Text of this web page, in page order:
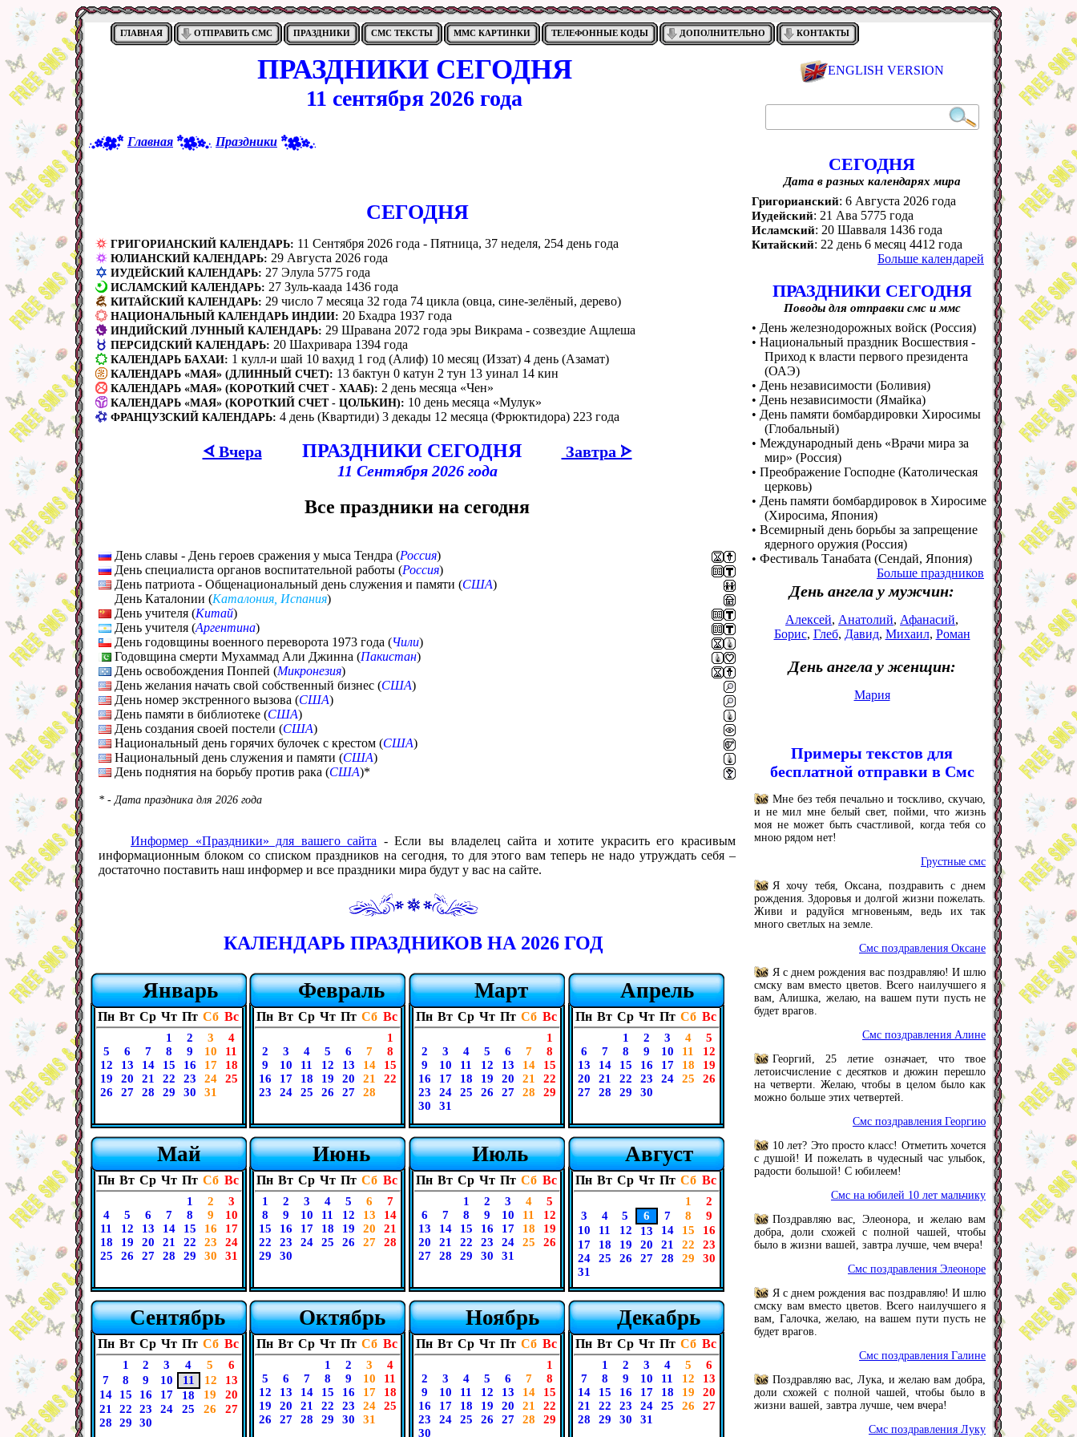
ГЛАВНАЯ ОТПРАВИТЬ СМС ПРАЗДНИКИ СМС ТЕКСТЫ ММС КАРТИНКИ ТЕЛЕФОННЫЕ КОДЫ ДОПОЛНИТЕЛЬНО КОНТАКТЫ
ПРАЗДНИКИ СЕГОДНЯ
11 сентября 2026 года
Главная Праздники
CЕГОДНЯ
ГРИГОРИАНСКИЙ КАЛЕНДАРЬ: 11 Сентября 2026 года - Пятница, 37 неделя, 254 день года
ЮЛИАНСКИЙ КАЛЕНДАРЬ: 29 Августа 2026 года
ИУДЕЙСКИЙ КАЛЕНДАРЬ: 27 Элула 5775 года
ИСЛАМСКИЙ КАЛЕНДАРЬ: 27 Зуль-каада 1436 года
КИТАЙСКИЙ КАЛЕНДАРЬ: 29 число 7 месяца 32 года 74 цикла (овца, сине-зелёный, дерево)
НАЦИОНАЛЬНЫЙ КАЛЕНДАРЬ ИНДИИ: 20 Бхадра 1937 года
ИНДИЙСКИЙ ЛУННЫЙ КАЛЕНДАРЬ: 29 Шравана 2072 года эры Викрама - созвездие Ащлеша
ПЕРСИДСКИЙ КАЛЕНДАРЬ: 20 Шахривара 1394 года
КАЛЕНДАРЬ БАХАИ: 1 кулл-и шай 10 вах̣ид 1 год (Алиф) 10 месяц (Иззат) 4 день (Азамат)
КАЛЕНДАРЬ «МАЯ» (ДЛИННЫЙ СЧЕТ): 13 бактун 0 катун 2 тун 13 уинал 14 кин
КАЛЕНДАРЬ «МАЯ» (КОРОТКИЙ СЧЕТ - ХААБ): 2 день месяца «Чен»
КАЛЕНДАРЬ «МАЯ» (КОРОТКИЙ СЧЕТ - ЦОЛЬКИН): 10 день месяца «Мулук»
ФРАНЦУЗСКИЙ КАЛЕНДАРЬ: 4 день (Квартиди) 3 декады 12 месяца (Фрюктидора) 223 года
ᗏ Вчера ПРАЗДНИКИ СЕГОДНЯ
Завтра ᗌ
11 Сентября 2026 года
Все праздники на сегодня
День славы - День героев сражения у мыса Тендра (Россия)
День специалиста органов воспитательной работы (Россия)
День патриота - Общенациональный день служения и памяти (США)
День Каталонии (Каталония, Испания)
День учителя (Китай)
День учителя (Аргентина)
День годовщины военного переворота 1973 года (Чили)
Годовщина смерти Мухаммад Али Джинна (Пакистан)
День освобождения Понпей (Микронезия)
День желания начать свой собственный бизнес (США)
День номер экстренного вызова (США)
День памяти в библиотеке (США)
День создания своей постели (США)
Национальный день горячих булочек с крестом (США)
Национальный день служения и памяти (США)
День поднятия на борьбу против рака (США)*
* - Дата праздника для 2026 года
Информер «Праздники» для вашего сайта - Если вы владелец сайта и хотите украсить его красивым
информационным блоком со списком праздников на сегодня, то для этого вам теперь не надо утруждать себя –
достаточно поставить наш информер и все праздники мира будут у вас на сайте.
КАЛЕНДАРЬ ПРАЗДНИКОВ НА 2026 ГОД
Январь
Пн Вт Ср Чт Пт Сб Вс
1 2 3
4
5
6 7 8 9 10
11
12
13 14 15 16 17
18
19
20 21 22 23 24
25
26
27 28 29 30 31
Февраль
Пн Вт Ср Чт Пт Сб Вс
1
2
3 4 5 6 7
8
9
10 11 12 13 14
15
16
17 18 19 20 21
22
23
24 25 26 27 28
Март
Пн Вт Ср Чт Пт Сб Вс
1
2
3 4 5 6 7
8
9
10 11 12 13 14
15
16
17 18 19 20 21
22
23
24 25 26 27 28
29
30
31
Апрель
Пн Вт Ср Чт Пт Сб Вс
1 2 3 4
5
6
7 8 9 10 11
12
13
14 15 16 17 18
19
20
21 22 23 24 25
26
27
28 29 30
Май
Пн Вт Ср Чт Пт Сб Вс
1 2
3
4
5 6 7 8 9
10
11
12 13 14 15 16
17
18
19 20 21 22 23
24
25
26 27 28 29 30 31
Июнь
Пн Вт Ср Чт Пт Сб Вс
1 2 3 4 5 6
7
8
9 10 11 12 13
14
15
16 17 18 19 20
21
22
23 24 25 26 27
28
29
30
Июль
Пн Вт Ср Чт Пт Сб Вс
1 2 3 4
5
6
7 8 9 10 11
12
13
14 15 16 17 18
19
20
21 22 23 24 25
26
27
28 29 30 31
Август
Пн Вт Ср Чт Пт Сб Вс
1
2
3
4 5 6 7 8
9
10
11 12 13 14 15
16
17
18 19 20 21 22
23
24
25 26 27 28 29
30
31
Сентябрь
Пн Вт Ср Чт Пт Сб Вс
1 2 3 4 5
6
7
8 9 10 11 12
13
14
15 16 17 18 19
20
21
22 23 24 25 26
27
28
29 30
Октябрь
Пн Вт Ср Чт Пт Сб Вс
1 2 3
4
5
6 7 8 9 10
11
12
13 14 15 16 17
18
19
20 21 22 23 24
25
26
27 28 29 30 31
Ноябрь
Пн Вт Ср Чт Пт Сб Вс
1
2
3 4 5 6 7
8
9
10 11 12 13 14
15
16
17 18 19 20 21
22
23
24 25 26 27 28
29
30
Декабрь
Пн Вт Ср Чт Пт Сб Вс
1 2 3 4 5
6
7
8 9 10 11 12
13
14
15 16 17 18 19
20
21
22 23 24 25 26
27
28
29 30 31
ENGLISH VERSION
СЕГОДНЯ
Дата в разных календарях мира
Григорианский: 6 Августа 2026 года
Иудейский: 21 Ава 5775 года
Исламский: 20 Шавваля 1436 года
Китайский: 22 день 6 месяц 4412 года
Больше календарей
ПРАЗДНИКИ СЕГОДНЯ
Поводы для отправки смс и ммс
• День железнодорожных войск (Россия)
• Национальный праздник Восшествия -
Приход к власти первого президента
(ОАЭ)
• День независимости (Боливия)
• День независимости (Ямайка)
• День памяти бомбардировки Хиросимы
(Глобальный)
• Международный день «Врачи мира за
мир» (Россия)
• Преображение Господне (Католическая
церковь)
• День памяти бомбардировок в Хиросиме
(Хиросима, Япония)
• Всемирный день борьбы за запрещение
ядерного оружия (Россия)
• Фестиваль Танабата (Сендай, Япония)
Больше праздников
День ангела у мужчин:
Алексей, Анатолий, Афанасий,
Борис, Глеб, Давид, Михаил, Роман
День ангела у женщин:
Мария
Примеры текстов для
бесплатной отправки в Смс
Мне без тебя печально и тоскливо, скучаю,
и не мил мне белый свет, пойми, что жизнь
моя не может быть счастливой, когда тебя со
мною рядом нет!
Грустные смс
Я хочу тебя, Оксана, поздравить с днем
рождения. Здоровья и долгой жизни пожелать.
Живи и радуйся мгновеньям, ведь их так
много светлых на земле.
Смс поздравления Оксане
Я с днем рождения вас поздравляю! И шлю
смску вам вместо цветов. Всего наилучшего я
вам, Алишка, желаю, на вашем пути пусть не
будет врагов.
Смс поздравления Алине
Георгий, 25 летие означает, что твое
летоисчисление с десятков и дюжин перешло
на четверти. Желаю, чтобы в целом было как
можно больше этих четвертей.
Смс поздравления Георгию
10 лет? Это просто класс! Отметить хочется
с душой! И пожелать в чудесный час улыбок,
радости большой! С юбилеем!
Смс на юбилей 10 лет мальчику
Поздравляю вас, Элеонора, и желаю вам
добра, доли схожей с полной чашей, чтобы
было в жизни вашей, завтра лучше, чем вчера!
Смс поздравления Элеоноре
Я с днем рождения вас поздравляю! И шлю
смску вам вместо цветов. Всего наилучшего я
вам, Галочка, желаю, на вашем пути пусть не
будет врагов.
Смс поздравления Галине
Поздравляю вас, Лука, и желаю вам добра,
доли схожей с полной чашей, чтобы было в
жизни вашей, завтра лучше, чем вчера!
Смс поздравления Луку